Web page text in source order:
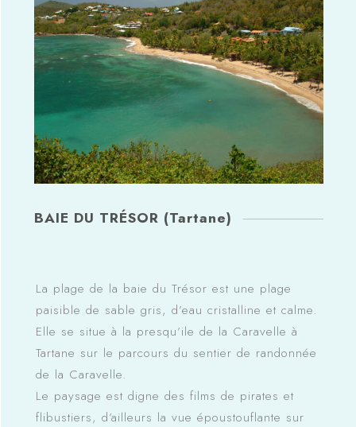
BAIE DU TRÉSOR (Tartane)
La plage de la baie du Trésor est une plage
paisible de sable gris, d’eau cristalline et calme.
Elle se situe à la presqu’ile de la Caravelle à
Tartane sur le parcours du sentier de randonnée
de la Caravelle.
Le paysage est digne des films de pirates et
flibustiers, d’ailleurs la vue époustouflante sur